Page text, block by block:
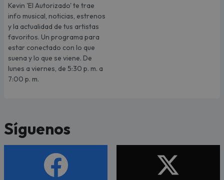
Kevin 'El Autorizado' te trae
info musical, noticias, estrenos
y la actualidad de tus artistas
favoritos. Un programa para
estar conectado con lo que
suena y lo que se viene. De
lunes a viernes, de 5:30 p. m. a
7:00 p. m.
Síguenos